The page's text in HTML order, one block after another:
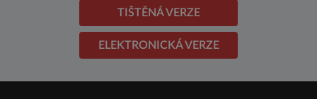
TIŠTĚNÁ VERZE
ELEKTRONICKÁ VERZE